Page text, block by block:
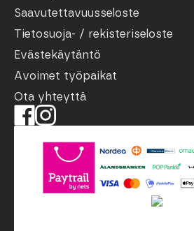
Saavutettavuusseloste
Tietosuoja- / rekisteriseloste
Evästekäytäntö
Avoimet työpaikat
Ota yhteyttä